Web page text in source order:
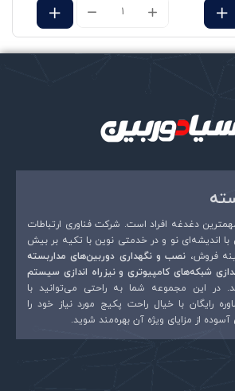
–
25/30fps@1080P
دارد
دغدغه افراد است. شرکت فناوری ارتباطات
با اندیشه‌ای نو و در خدمتی نوین با تکیه بر بیش
نصب و نگهداری دوربین‌های مداربسته
شبکه‌های کامپیوتری و نیزراه اندازی سیستم
در این مجموعه شما به راحتی می‌توانید با
رایگان با خیال راحت پکیج مورد نیاز خود را
از مزایای ویژه آن بهره‌مند شوید.